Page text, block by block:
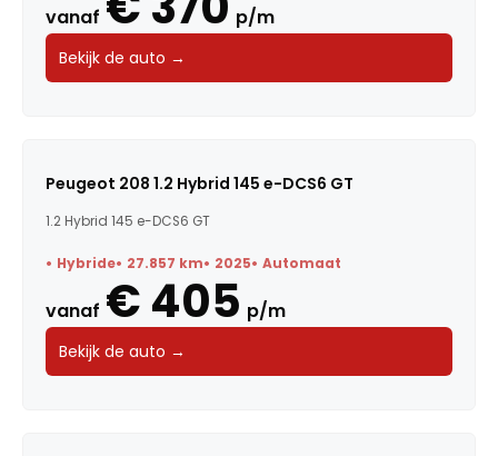
vanaf p/m
Bekijk de auto →
Peugeot 208 1.2 Hybrid 145 e-DCS6 GT
1.2 Hybrid 145 e-DCS6 GT
Hybride 27.857 km 2025 Automaat
vanaf € 405 p/m
Bekijk de auto →